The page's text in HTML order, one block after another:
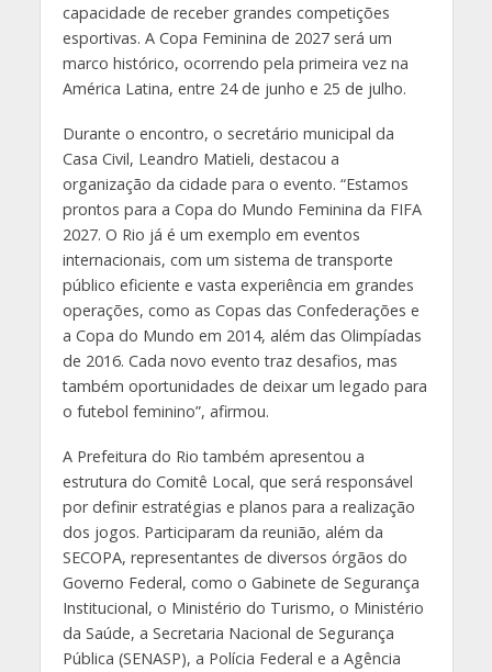
capacidade de receber grandes competições
esportivas. A Copa Feminina de 2027 será um
marco histórico, ocorrendo pela primeira vez na
América Latina, entre 24 de junho e 25 de julho.
Durante o encontro, o secretário municipal da
Casa Civil, Leandro Matieli, destacou a
organização da cidade para o evento. “Estamos
prontos para a Copa do Mundo Feminina da FIFA
2027. O Rio já é um exemplo em eventos
internacionais, com um sistema de transporte
público eficiente e vasta experiência em grandes
operações, como as Copas das Confederações e
a Copa do Mundo em 2014, além das Olimpíadas
de 2016. Cada novo evento traz desafios, mas
também oportunidades de deixar um legado para
o futebol feminino”, afirmou.
A Prefeitura do Rio também apresentou a
estrutura do Comitê Local, que será responsável
por definir estratégias e planos para a realização
dos jogos. Participaram da reunião, além da
SECOPA, representantes de diversos órgãos do
Governo Federal, como o Gabinete de Segurança
Institucional, o Ministério do Turismo, o Ministério
da Saúde, a Secretaria Nacional de Segurança
Pública (SENASP), a Polícia Federal e a Agência